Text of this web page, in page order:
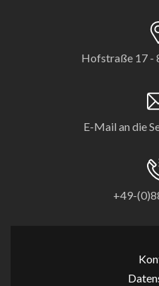
Hofstraße 17 -
E-Mail an die
+49-